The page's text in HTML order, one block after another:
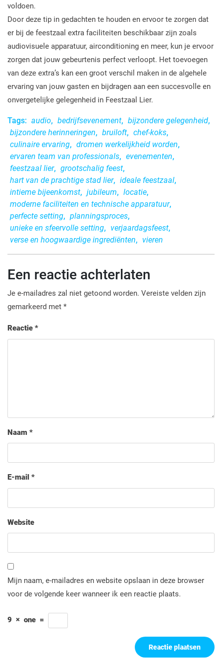
voldoen.
Door deze tip in gedachten te houden en ervoor te zorgen dat
er bij de feestzaal extra faciliteiten beschikbaar zijn zoals
audiovisuele apparatuur, airconditioning en meer, kun je ervoor
zorgen dat jouw gebeurtenis perfect verloopt. Het toevoegen
van deze extra’s kan een groot verschil maken in de algehele
ervaring van jouw gasten en bijdragen aan een succesvolle en
onvergetelijke gelegenheid in Feestzaal Lier.
Tags: audio, bedrijfsevenement, bijzondere gelegenheid,
bijzondere herinneringen, bruiloft, chef-koks,
culinaire ervaring, dromen werkelijkheid worden,
ervaren team van professionals, evenementen,
feestzaal lier, grootschalig feest,
hart van de prachtige stad lier, ideale feestzaal,
intieme bijeenkomst, jubileum, locatie,
moderne faciliteiten en technische apparatuur,
perfecte setting, planningsproces,
unieke en sfeervolle setting, verjaardagsfeest,
verse en hoogwaardige ingrediënten, vieren
Een reactie achterlaten
Je e-mailadres zal niet getoond worden. Vereiste velden zijn
gemarkeerd met *
Reactie *
Naam *
E-mail *
Website
Mijn naam, e-mailadres en website opslaan in deze browser
voor de volgende keer wanneer ik een reactie plaats.
9 × one =